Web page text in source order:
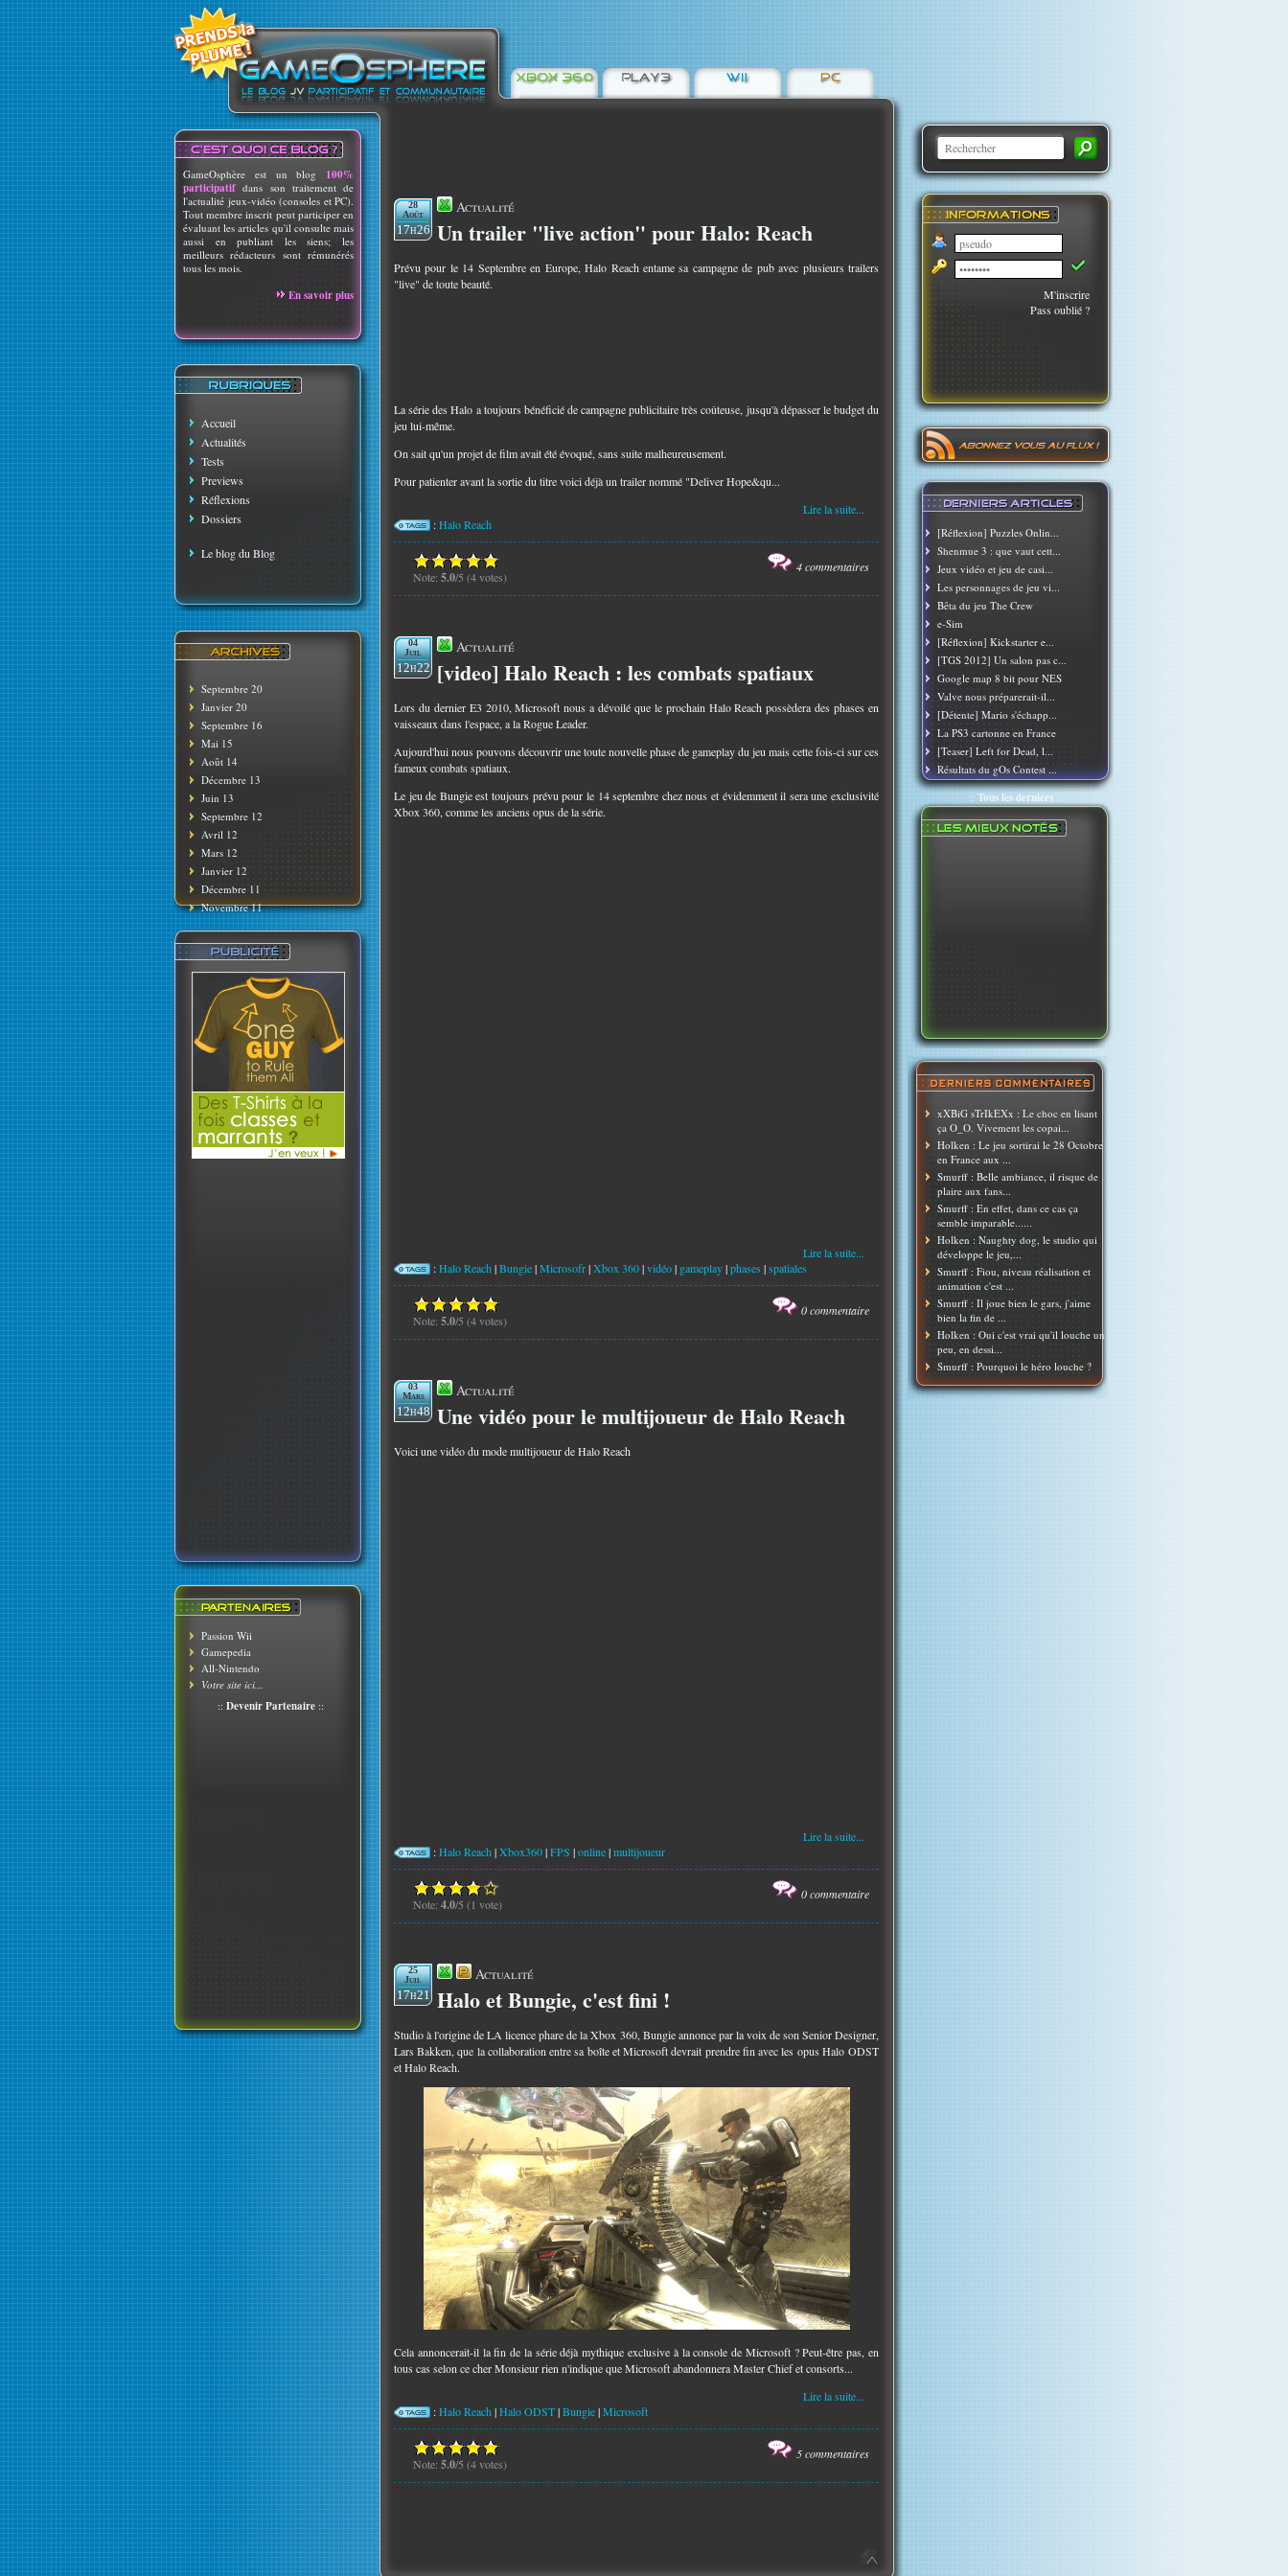
GameOsphère est un blog 100%
participatif dans son traitement de
l'actualité jeux-vidéo (consoles et PC).
Tout membre inscrit peut participer en
évaluant les articles qu'il consulte mais
aussi en publiant les siens; les
meilleurs rédacteurs sont rémunérés
tous les mois.
En savoir plus
Accueil
Actualités
Tests
Previews
Réflexions
Dossiers
Le blog du Blog
Septembre 20
Janvier 20
Septembre 16
Mai 15
Août 14
Décembre 13
Juin 13
Septembre 12
Avril 12
Mars 12
Janvier 12
Décembre 11
Novembre 11
Passion Wii
Gamepedia
All-Nintendo
Votre site ici...
:: Devenir Partenaire ::
M'inscrire
Pass oublié ?
[Réflexion] Puzzles Onlin...
Shenmue 3 : que vaut cett...
Jeux vidéo et jeu de casi...
Les personnages de jeu vi...
Bêta du jeu The Crew
e-Sim
[Réflexion] Kickstarter e...
[TGS 2012] Un salon pas c...
Google map 8 bit pour NES
Valve nous préparerait-il...
[Détente] Mario s'échapp...
La PS3 cartonne en France
[Teaser] Left for Dead, l...
Résultats du gOs Contest ...
:: Tous les derniers::
xXBiG sTrIkEXx : Le choc en lisant
ça O_O. Vivement les copai...
Holken : Le jeu sortirai le 28 Octobre
en France aux ...
Smurff : Belle ambiance, il risque de
plaire aux fans...
Smurff : En effet, dans ce cas ça
semble imparable......
Holken : Naughty dog, le studio qui
développe le jeu,...
Smurff : Fiou, niveau réalisation et
animation c'est ...
Smurff : Il joue bien le gars, j'aime
bien la fin de ...
Holken : Oui c'est vrai qu'il louche un
peu, en dessi...
Smurff : Pourquoi le héro louche ?
28
Août
17h26
Actualité
Un trailer "live action" pour Halo: Reach
Prévu pour le 14 Septembre en Europe, Halo Reach entame sa campagne de pub avec plusieurs trailers
"live" de toute beauté.
La série des Halo a toujours bénéficié de campagne publicitaire très coûteuse, jusqu'à dépasser le budget du
jeu lui-même.
On sait qu'un projet de film avait été évoqué, sans suite malheureusement.
Pour patienter avant la sortie du titre voici déjà un trailer nommé "Deliver Hope&qu...
Lire la suite...
:Halo Reach
4 commentaires
Note: 5.0/5 (4 votes)
04
Juil
12h22
Actualité
[video] Halo Reach : les combats spatiaux
Lors du dernier E3 2010, Microsoft nous a dévoilé que le prochain Halo Reach possèdera des phases en
vaisseaux dans l'espace, a la Rogue Leader.
Aujourd'hui nous pouvons découvrir une toute nouvelle phase de gameplay du jeu mais cette fois-ci sur ces
fameux combats spatiaux.
Le jeu de Bungie est toujours prévu pour le 14 septembre chez nous et évidemment il sera une exclusivité
Xbox 360, comme les anciens opus de la série.
Lire la suite...
:Halo Reach |Bungie|Microsofr|Xbox 360|vidéo| gameplay|phases |spatiales
0 commentaire
Note: 5.0/5 (4 votes)
03
Mars
12h48
Actualité
Une vidéo pour le multijoueur de Halo Reach
Voici une vidéo du mode multijoueur de Halo Reach
Lire la suite...
:Halo Reach |Xbox360|FPS |online|multijoueur
0 commentaire
Note: 4.0/5 (1 vote)
25
Juil
17h21
Actualité
Halo et Bungie, c'est fini !
Studio à l'origine de LA licence phare de la Xbox 360, Bungie annonce par la voix de son Senior Designer,
Lars Bakken, que la collaboration entre sa boîte et Microsoft devrait prendre fin avec les opus Halo ODST
et Halo Reach.
Cela annoncerait-il la fin de la série déjà mythique exclusive à la console de Microsoft ? Peut-être pas, en
tous cas selon ce cher Monsieur rien n'indique que Microsoft abandonnera Master Chief et consorts...
Lire la suite...
:Halo Reach |Halo ODST|Bungie|Microsoft
5 commentaires
Note: 5.0/5 (4 votes)